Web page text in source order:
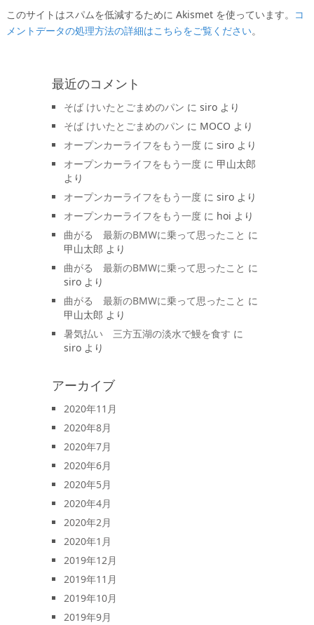
このサイトはスパムを低減するために Akismet を使っています。
コ
メントデータの処理方法の詳細はこちらをご覧ください。
最近のコメント
そば けいたとごまめのパン に siro より
そば けいたとごまめのパン に MOCO より
オープンカーライフをもう一度 に siro より
オープンカーライフをもう一度 に 甲山太郎
より
オープンカーライフをもう一度 に siro より
オープンカーライフをもう一度 に hoi より
曲がる 最新のBMWに乗って思ったこと に
甲山太郎 より
曲がる 最新のBMWに乗って思ったこと に
siro より
曲がる 最新のBMWに乗って思ったこと に
甲山太郎 より
暑気払い 三方五湖の淡水で鰻を食す に
siro より
アーカイブ
2020年11月
2020年8月
2020年7月
2020年6月
2020年5月
2020年4月
2020年2月
2020年1月
2019年12月
2019年11月
2019年10月
2019年9月